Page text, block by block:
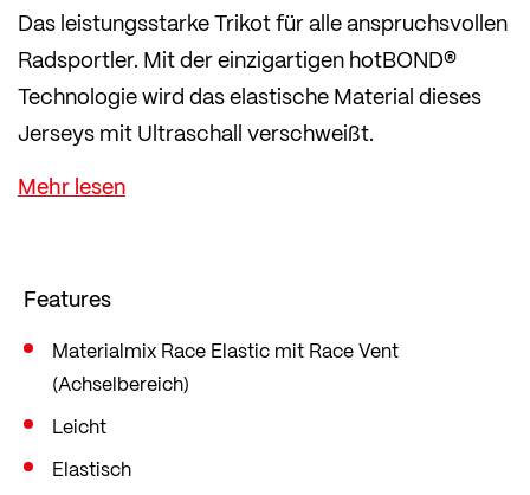
Das leistungsstarke Trikot für alle anspruchsvollen
Radsportler. Mit der einzigartigen hotBOND®
Technologie wird das elastische Material dieses
Jerseys mit Ultraschall verschweißt.
Die Nähte, die ohne Nadel und Faden auskommen,
sind extrem reißfest, so elastisch wie das Material
unter den Armen ist ein noch luftigeres Material
eingearbeitet.
Verlässlicher Komfort für deine volle Leistung auf
dem Rennrad. Im sportlichen Slim Fit, der eng am
Körper anliegt und jede Bewegung mitmacht.
Features
Materialmix Race Elastic mit Race Vent
(Achselbereich)
Leicht
Elastisch